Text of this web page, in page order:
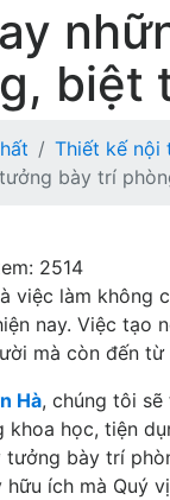
biệt
Thiết kế nội
bày trí
2514
việc làm không
nay. Việc tạo
mà còn đến
Hà, chúng tôi
học, tiện
bày trí
ích mà Quý